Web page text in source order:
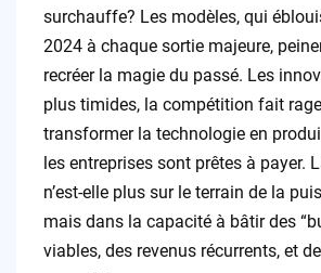
surchauffe? Les modèles, qui
2024 à chaque sortie majeure,
recréer la magie du passé. Les
plus timides, la compétition fait
transformer la technologie en
les entreprises sont prêtes à payer.
n’est-elle plus sur le terrain de la
mais dans la capacité à bâtir des
viables, des revenus récurrents, et